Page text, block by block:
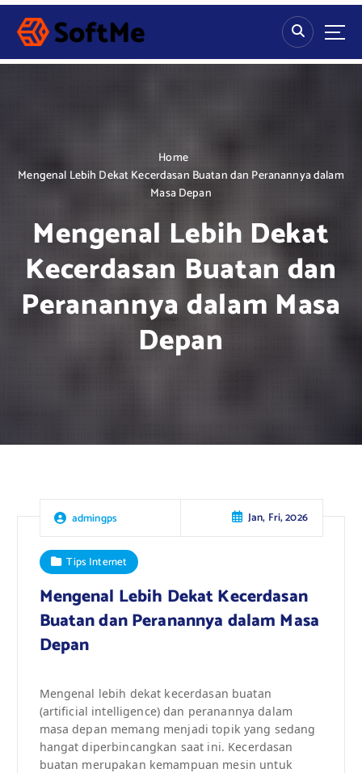
S
p
Home
Mengenal Lebih Dekat Kecerdasan Buatan dan Peranannya dalam
Masa Depan
Mengenal Lebih Dekat
Kecerdasan Buatan dan
Peranannya dalam Masa
Depan
admingps Jan, Fri, 2026
Tips Internet
Mengenal Lebih Dekat Kecerdasan
Buatan dan Peranannya dalam Masa
Depan
Mengenal lebih dekat kecerdasan buatan
(artificial intelligence) dan peranannya dalam
masa depan memang menjadi topik yang sedang
hangat diperbincangkan saat ini. Kecerdasan
buatan merupakan kemampuan mesin untuk